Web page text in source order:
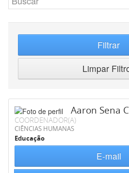
Filtrar
Limpar
Aaron Sena
COORDENADOR(A)
CIÊNCIAS HUMANAS
Educação
E-mail